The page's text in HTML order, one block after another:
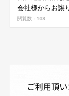
会社様からお譲
た(^^)/
閲覧数：108